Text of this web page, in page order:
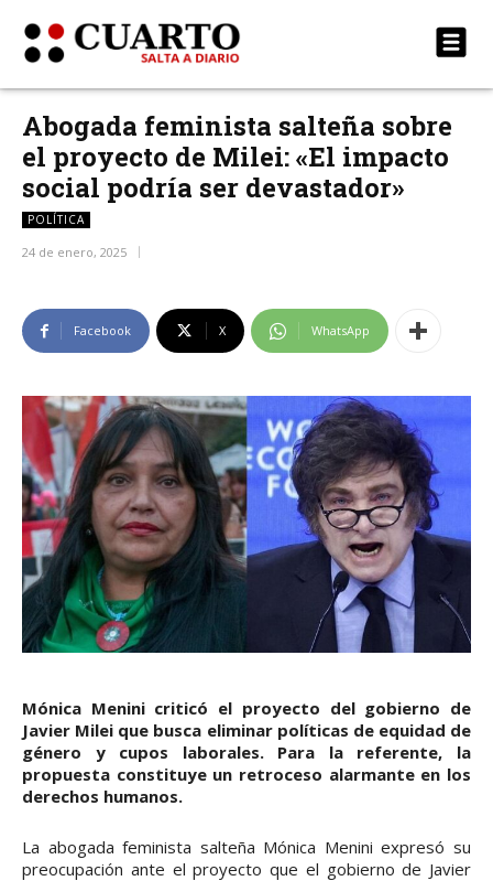
Abogada feminista salteña sobre
el proyecto de Milei: «El impacto
social podría ser devastador»
POLÍTICA
24 de enero, 2025
Facebook X WhatsApp
Mónica Menini criticó el proyecto del gobierno de
Javier Milei que busca eliminar políticas de equidad de
género y cupos laborales. Para la referente, la
propuesta constituye un retroceso alarmante en los
derechos humanos.
La abogada feminista salteña Mónica Menini expresó su
preocupación ante el proyecto que el gobierno de Javier